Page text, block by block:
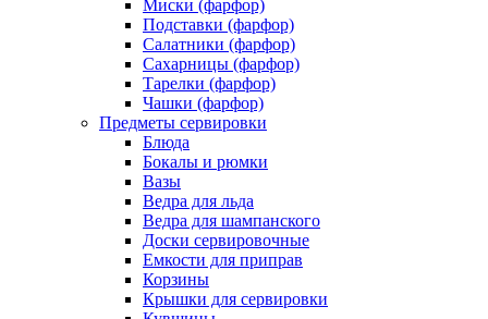
Миски (фарфор)
Подставки (фарфор)
Салатники (фарфор)
Сахарницы (фарфор)
Тарелки (фарфор)
Чашки (фарфор)
Предметы сервировки
Блюда
Бокалы и рюмки
Вазы
Ведра для льда
Ведра для шампанского
Доски сервировочные
Емкости для приправ
Корзины
Крышки для сервировки